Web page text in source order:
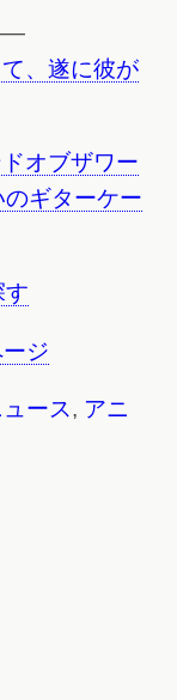
、遂に彼が
オブザワー
ギターケー
す
ジ
ース, アニ